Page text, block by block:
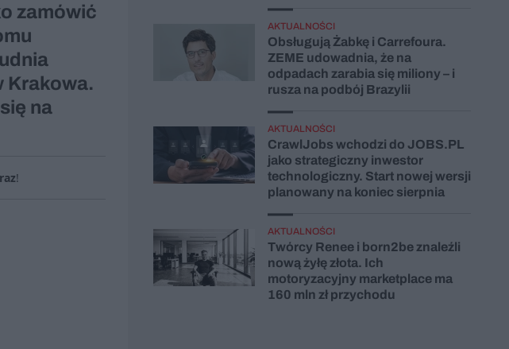
zamówić
Krakowa.
na
!
AKTUALNOŚCI
Obsługują Żabkę i Carrefoura.
ZEME udowadnia, że na
odpadach zarabia się miliony – i
rusza na podbój Brazylii
AKTUALNOŚCI
CrawlJobs wchodzi do JOBS.PL
jako strategiczny inwestor
technologiczny. Start nowej wersji
planowany na koniec sierpnia
AKTUALNOŚCI
Twórcy Renee i born2be znaleźli
nową żyłę złota. Ich
motoryzacyjny marketplace ma
160 mln zł przychodu